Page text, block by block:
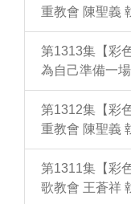
重教會 陳聖義
第1313集【彩
為自己準備一
第1312集【彩
重教會 陳聖義
第1311集【彩
歌教會 王蒼祥